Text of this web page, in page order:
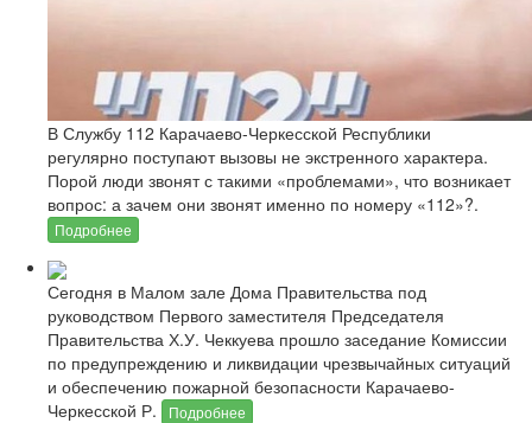
В Службу 112 Карачаево-Черкесской Республики
регулярно поступают вызовы не экстренного характера.
Порой люди звонят с такими «проблемами», что возникает
вопрос: а зачем они звонят именно по номеру «112»?.
Подробнее
Сегодня в Малом зале Дома Правительства под
руководством Первого заместителя Председателя
Правительства Х.У. Чеккуева прошло заседание Комиссии
по предупреждению и ликвидации чрезвычайных ситуаций
и обеспечению пожарной безопасности Карачаево-
Черкесской Р.
Подробнее